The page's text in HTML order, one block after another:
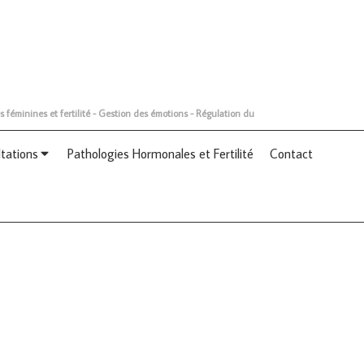
féminines et fertilité - Gestion des émotions - Régulation du
Pathologies Hormonales et Fertilité Contact